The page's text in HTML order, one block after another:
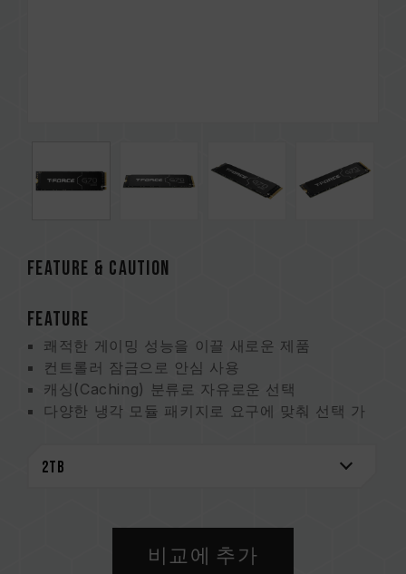
FEATURE & CAUTION
FEATURE
쾌적한 게이밍 성능을 이끌 새로운 제품
컨트롤러 잠금으로 안심 사용
캐싱(Caching) 분류로 자유로운 선택
다양한 냉각 모듈 패키지로 요구에 맞춰 선택 가
특허받은 건강 모니터링 마스터
대만 발명특허 (인증번호: I703921)
비교에 추가